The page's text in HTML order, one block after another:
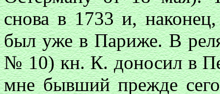
снова в 1733 и,
был уже в Париже. В
№ 10) кн. К. доносил в
мне бывший прежде